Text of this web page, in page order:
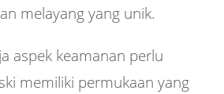
melayang yang unik.
aspek keamanan perlu
memiliki permukaan yang